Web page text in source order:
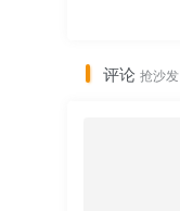
评论 抢沙发